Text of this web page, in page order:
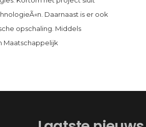
Daarnaast is er ook
opschaling. Middels
Maatschappelijk